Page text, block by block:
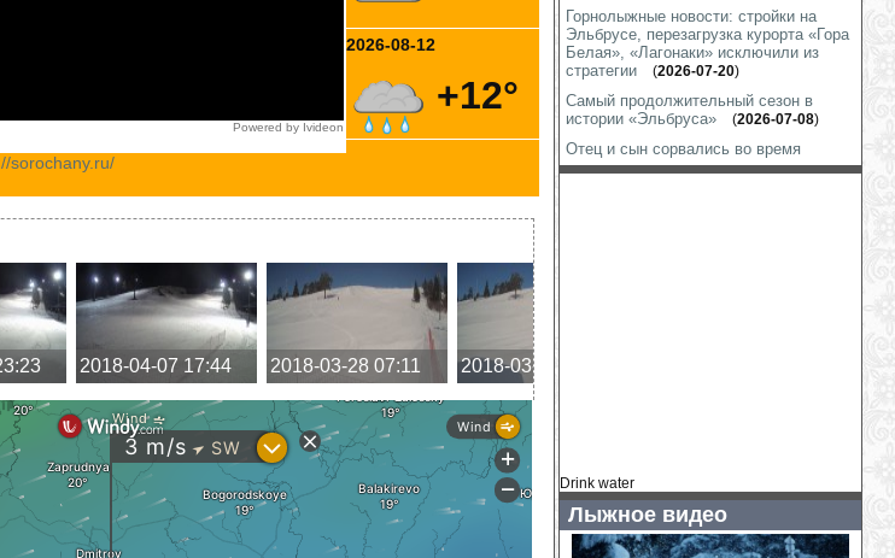
Powered by Ivideon
sorochany.ru/
2026-08-12
+12°
2018-04-07 17:44 2018-03-28 07:11 2018-03-28 05:23
Горнолыжные новости: стройки на
Эльбрусе, перезагрузка курорта «Гора
Белая», «Лагонаки» исключили из
стратегии
(2026-07-20)
Самый продолжительный сезон в
истории «Эльбруса»
(2026-07-08)
Отец и сын сорвались во время
восхождения на Эльбрус(2026-07-19)
Drink water
Лыжное видео